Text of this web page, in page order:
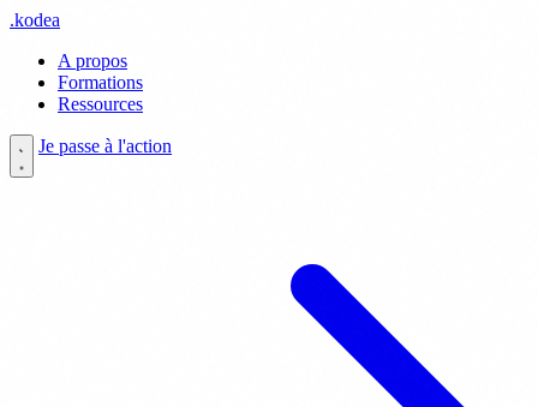
.kodea
A propos
Formations
Ressources
Je passe à l'action